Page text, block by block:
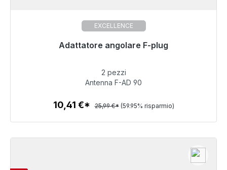
EXCELLENCE
Adattatore angolare F-plug
Pronto per la spedizione immediata, tempo di
10,41 €
Dettagli
2 pezzi
Antenna F-AD 90
10,41 €* 25,99 €* (59.95% risparmio)